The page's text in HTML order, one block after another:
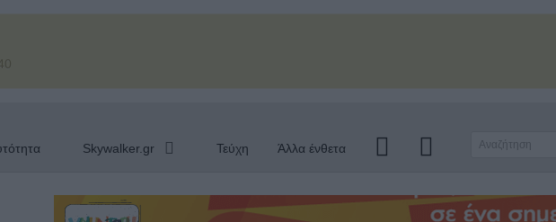
Skywalker.gr Τεύχη Άλλα ένθετα